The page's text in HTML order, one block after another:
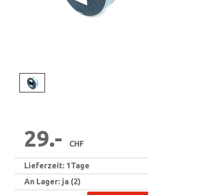
29.- CHF
Lieferzeit: 1Tage
An Lager: ja (2)